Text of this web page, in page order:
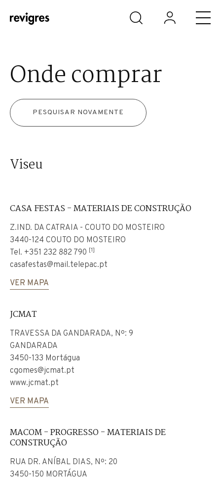
Saltar para o conteúdo principal
Onde comprar
PESQUISAR NOVAMENTE
Viseu
CASA FESTAS - MATERIAIS DE CONSTRUÇÃO
Z.IND. DA CATRAIA - COUTO DO MOSTEIRO
3440-124 COUTO DO MOSTEIRO
Tel. +351 232 882 790 [1]
casafestas@mail.telepac.pt
VER MAPA
JCMAT
TRAVESSA DA GANDARADA, Nº: 9
GANDARADA
3450-133 Mortágua
cgomes@jcmat.pt
www.jcmat.pt
VER MAPA
MACOM - PROGRESSO - MATERIAIS DE
CONSTRUÇÃO
RUA DR. ANÍBAL DIAS, Nº: 20
3450-150 MORTÁGUA